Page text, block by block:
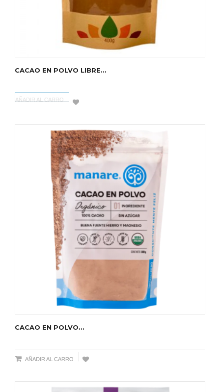
CACAO EN POLVO LIBRE...
AÑADIR AL CARRO
CACAO EN POLVO...
AÑADIR AL CARRO